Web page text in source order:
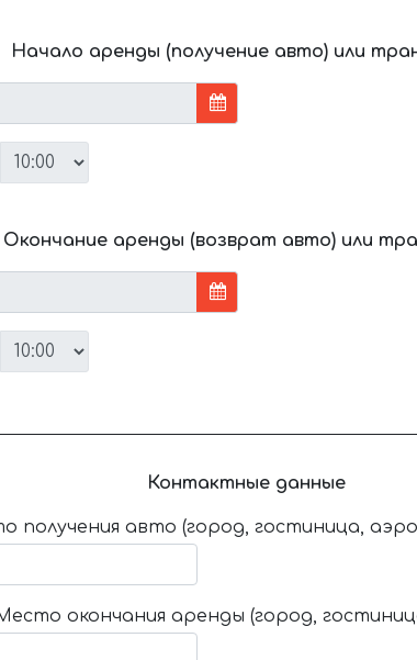
Начало аренды (получение авто) или
Окончание аренды (возврат авто) или
Контактные данные
получения авто (город, гостиница,
окончания аренды (город,